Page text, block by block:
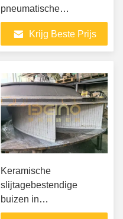
pneumatische
transportsystemen.
Elacera.Krijg Beste Prijs
Keramische
slijtagebestendige
buizen in
cementfabrieken